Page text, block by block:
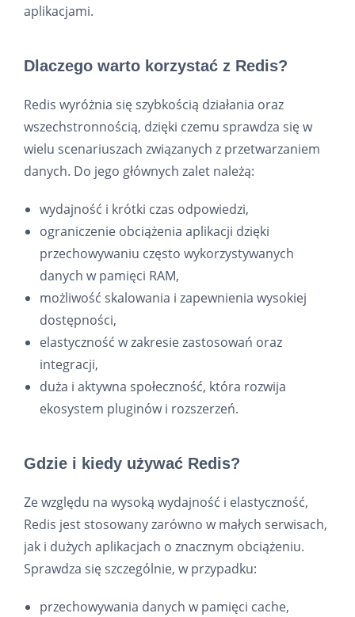
aplikacjami.
Dlaczego warto korzystać z Redis?
Redis wyróżnia się szybkością działania oraz
wszechstronnością, dzięki czemu sprawdza się w
wielu scenariuszach związanych z przetwarzaniem
danych. Do jego głównych zalet należą:
wydajność i krótki czas odpowiedzi,
ograniczenie obciążenia aplikacji dzięki
przechowywaniu często wykorzystywanych
danych w pamięci RAM,
możliwość skalowania i zapewnienia wysokiej
dostępności,
elastyczność w zakresie zastosowań oraz
integracji,
duża i aktywna społeczność, która rozwija
ekosystem pluginów i rozszerzeń.
Gdzie i kiedy używać Redis?
Ze względu na wysoką wydajność i elastyczność,
Redis jest stosowany zarówno w małych serwisach,
jak i dużych aplikacjach o znacznym obciążeniu.
Sprawdza się szczególnie, w przypadku:
przechowywania danych w pamięci cache,